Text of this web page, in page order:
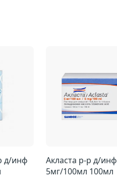
д/инф
Акласта р-р д/инф
5мг/100мл 100мл